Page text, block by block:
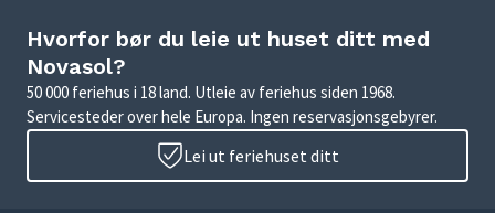
Hvorfor bør du leie ut huset ditt med
Novasol?
50 000 feriehus i 18 land. Utleie av feriehus siden 1968.
Servicesteder over hele Europa. Ingen reservasjonsgebyrer.
Lei ut feriehuset ditt